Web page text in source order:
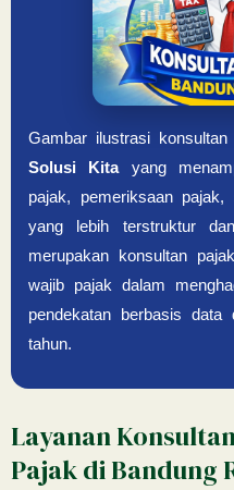
Gambar ilustrasi
Solusi Kitayang
pajak, pemeriksaan pajak,
yang lebih terstruktur
merupakan konsultan
wajib pajak dalam
pendekatan berbasis
tahun.
Layanan
Pajak di Bandung